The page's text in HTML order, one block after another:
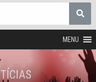
MENU